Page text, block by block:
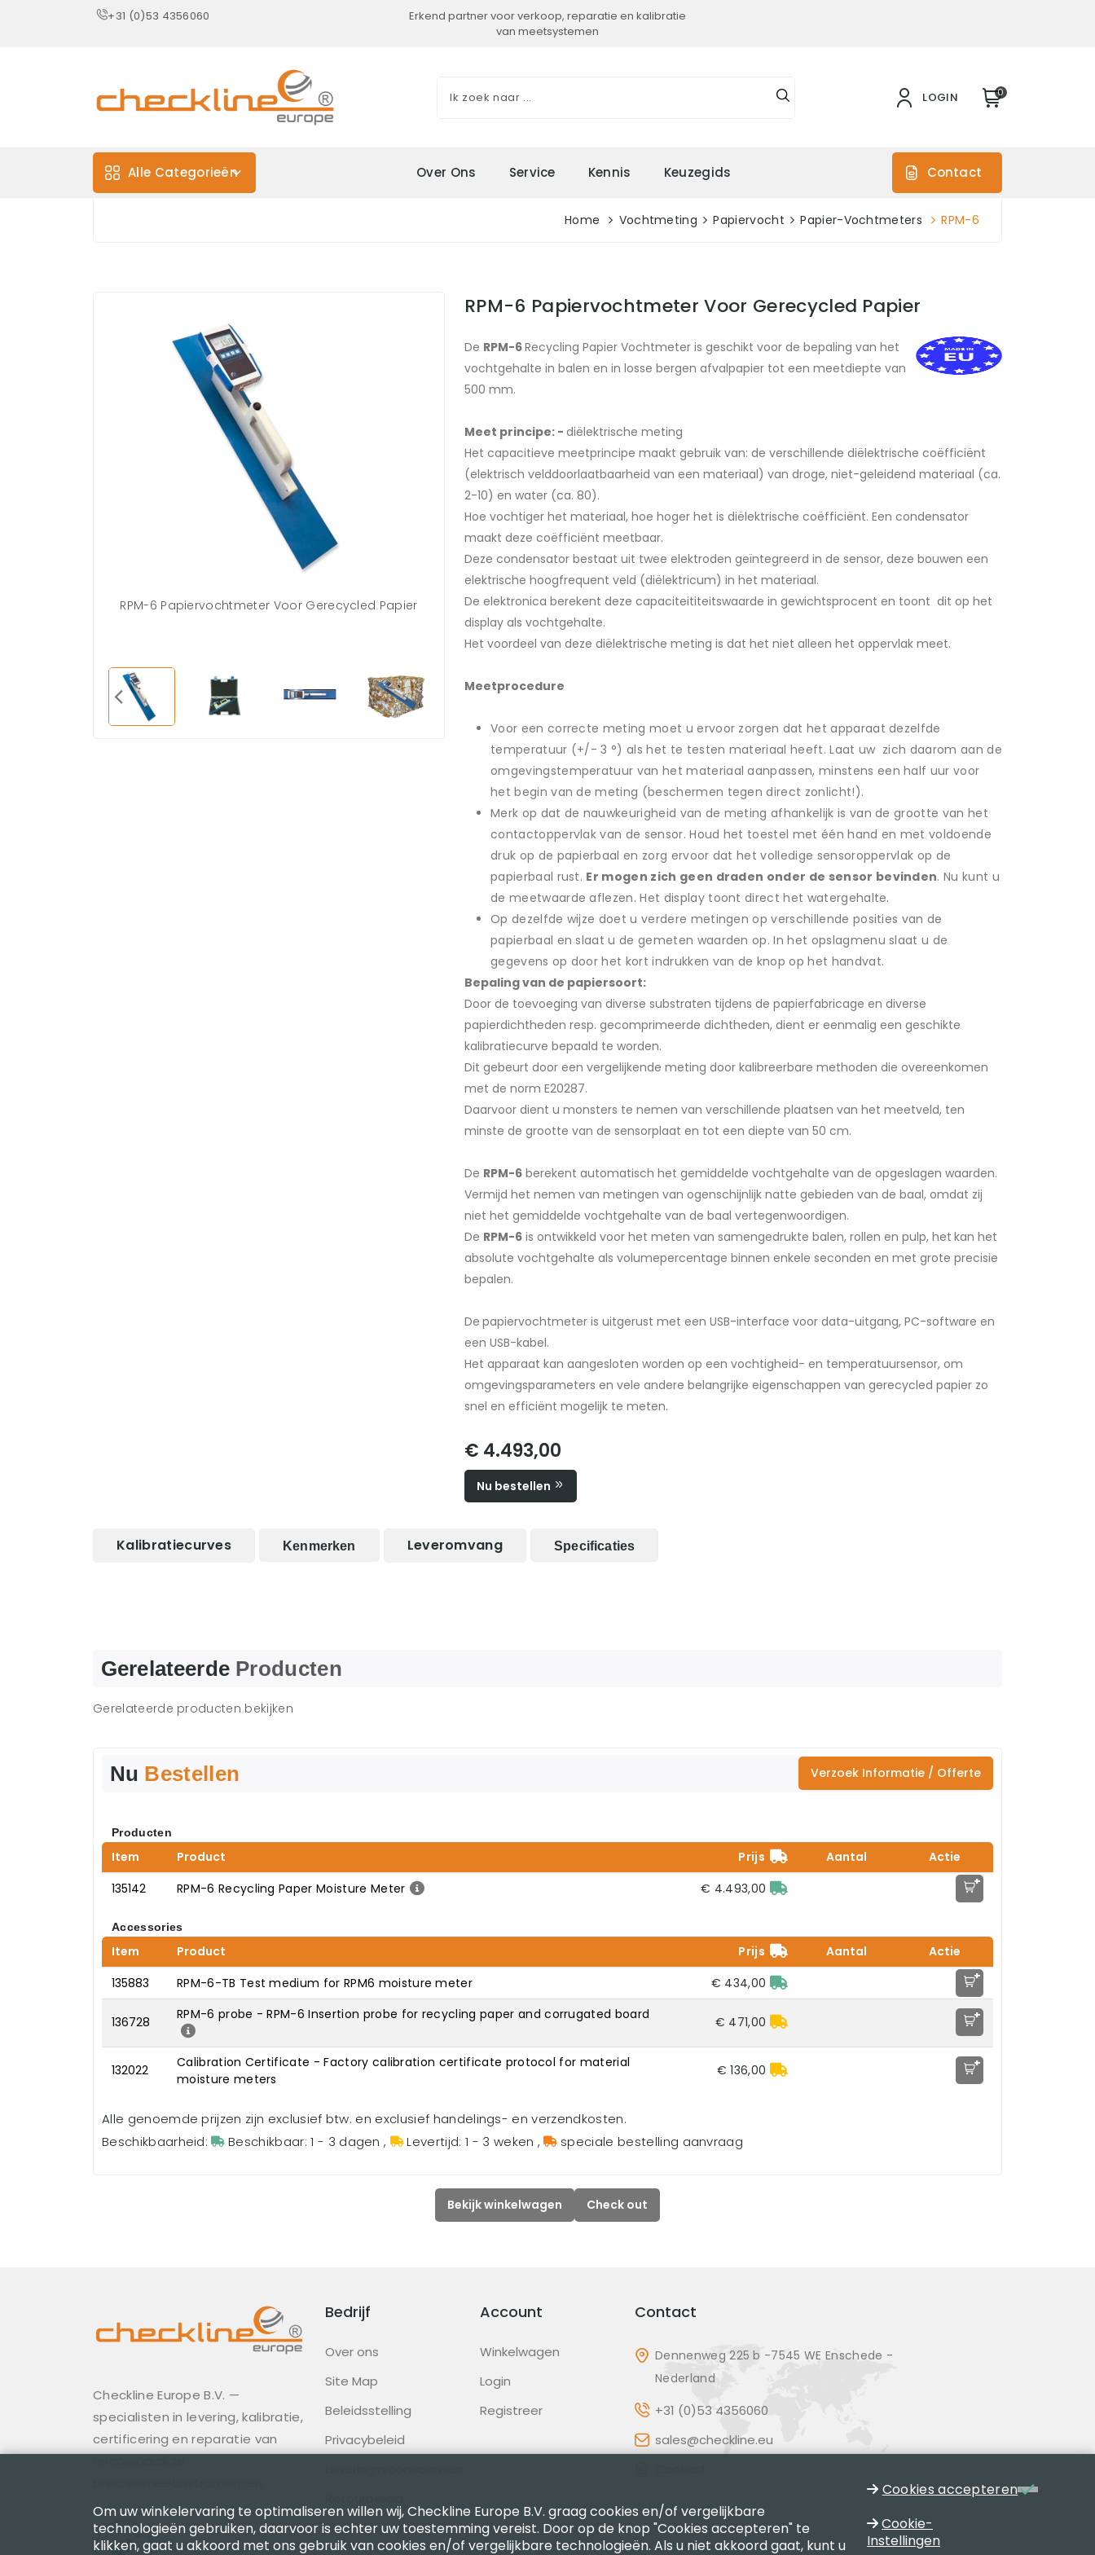
+31 (0)53 4356060
Erkend partner voor verkoop, reparatie en kalibratie
van meetsystemen
LOGIN 0
Alle Categorieën Over Ons Service Kennis Keuzegids Contact
Home Vochtmeting Papiervocht Papier-Vochtmeters RPM-6
RPM-6 Papiervochtmeter Voor Gerecycled Papier
RPM-6 Recycling Papier Vochtmeter, van bovenaf
gezien
Optionele teststrips
RPM-6 Papiervochtmeter Voor Gerecycled Papier
De RPM-6Recycling Papier Vochtmeter is geschikt voor de bepaling van het
vochtgehalte in balen en in losse bergen afvalpapier tot een meetdiepte van
500 mm.
Meet principe: - diëlektrische meting
Het capacitieve meetprincipe maakt gebruik van: de verschillende diëlektrische coëfficiënt
(elektrisch velddoorlaatbaarheid van een materiaal) van droge, niet-geleidend materiaal (ca.
2-10) en water (ca. 80).
Hoe vochtiger het materiaal, hoe hoger het is diëlektrische coëfficiënt. Een condensator
maakt deze coëfficiënt meetbaar.
Deze condensator bestaat uit twee elektroden geïntegreerd in de sensor, deze bouwen een
elektrische hoogfrequent veld (diëlektricum) in het materiaal.
De elektronica berekent deze capaciteititeitswaarde in gewichtsprocent en toont dit op het
display als vochtgehalte.
Het voordeel van deze diëlektrische meting is dat het niet alleen het oppervlak meet.
Meetprocedure
Voor een correcte meting moet u ervoor zorgen dat het apparaat dezelfde
temperatuur (+/- 3 °) als het te testen materiaal heeft. Laat uw zich daarom aan de
omgevingstemperatuur van het materiaal aanpassen, minstens een half uur voor
het begin van de meting (beschermen tegen direct zonlicht!).
Merk op dat de nauwkeurigheid van de meting afhankelijk is van de grootte van het
contactoppervlak van de sensor. Houd het toestel met één hand en met voldoende
druk op de papierbaal en zorg ervoor dat het volledige sensoroppervlak op de
papierbaal rust. Er mogen zich geen draden onder de sensor bevinden. Nu kunt u
de meetwaarde aflezen. Het display toont direct het watergehalte.
Op dezelfde wijze doet u verdere metingen op verschillende posities van de
papierbaal en slaat u de gemeten waarden op. In het opslagmenu slaat u de
gegevens op door het kort indrukken van de knop op het handvat.
Bepaling van de papiersoort:
Door de toevoeging van diverse substraten tijdens de papierfabricage en diverse
papierdichtheden resp. gecomprimeerde dichtheden, dient er eenmalig een geschikte
kalibratiecurve bepaald te worden.
Dit gebeurt door een vergelijkende meting door kalibreerbare methoden die overeenkomen
met de norm E20287.
Daarvoor dient u monsters te nemen van verschillende plaatsen van het meetveld, ten
minste de grootte van de sensorplaat en tot een diepte van 50 cm.
De RPM-6 berekent automatisch het gemiddelde vochtgehalte van de opgeslagen waarden.
Vermijd het nemen van metingen van ogenschijnlijk natte gebieden van de baal, omdat zij
niet het gemiddelde vochtgehalte van de baal vertegenwoordigen.
De RPM-6 is ontwikkeld voor het meten van samengedrukte balen, rollen en pulp, het kan het
absolute vochtgehalte als volumepercentage binnen enkele seconden en met grote precisie
bepalen.
De papiervochtmeter is uitgerust met een USB-interface voor data-uitgang, PC-software en
een USB-kabel.
Het apparaat kan aangesloten worden op een vochtigheid- en temperatuursensor, om
omgevingsparameters en vele andere belangrijke eigenschappen van gerecycled papier zo
snel en efficiënt mogelijk te meten.
€ 4.493,00
Nu bestellen
Kalibratiecurves Kenmerken Leveromvang Specificaties
Gerelateerde Producten
Gerelateerde producten bekijken
Nu Bestellen Verzoek Informatie / Offerte
Producten
Item Product Prijs Aantal
Actie
135142
RPM-6 Recycling Paper Moisture Meter € 4.493,00 +
Accessories
Item Product Prijs Aantal
Actie
135883
RPM-6-TB Test medium for RPM6 moisture meter € 434,00 +
136728 RPM-6 probe - RPM-6 Insertion probe for recycling paper and corrugated board € 471,00 +
132022
Calibration Certificate - Factory calibration certificate protocol for material
moisture meters
€ 136,00 +
Alle genoemde prijzen zijn exclusief btw. en exclusief handelings- en verzendkosten.
Beschikbaarheid:
Beschikbaar: 1 - 3 dagen , Levertijd: 1 - 3 weken , speciale bestelling aanvraag
Bekijk winkelwagen Check out
Checkline Europe B.V. —
specialisten in levering, kalibratie,
certificering en reparatie van
Bedrijf
Over ons
Site Map
Beleidsstelling
Privacybeleid
Gedragscode
Account
Winkelwagen
Login
Registreer
Contact
Dennenweg 225 b -7545 WE Enschede -
Nederland
+31 (0)53 4356060
sales@checkline.eu
Om uw winkelervaring te optimaliseren willen wij, Checkline Europe B.V. graag cookies en/of vergelijkbare
technologieën gebruiken, daarvoor is echter uw toestemming vereist. Door op de knop "Cookies accepteren" te
klikken, gaat u akkoord met ons gebruik van cookies en/of vergelijkbare technologieën. Als u niet akkoord gaat, kunt u
Cookies accepteren
Cookie-
Instellingen